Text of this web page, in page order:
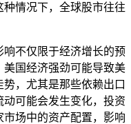
情况下，全球股市往往
不仅限于经济增长的预
国经济强劲可能导致美
，尤其是那些依赖出口
可能会发生变化，投资
场中的资产配置，影响